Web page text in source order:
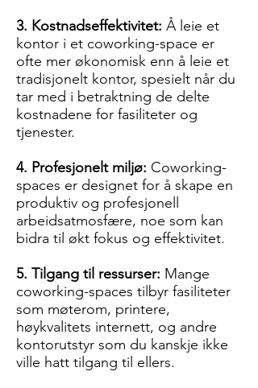
3. Kostnadseffektivitet: Å leie et
kontor i et coworking-space er
ofte mer økonomisk enn å leie et
tradisjonelt kontor, spesielt når du
tar med i betraktning de delte
kostnadene for fasiliteter og
tjenester.
4. Profesjonelt miljø: Coworking-
spaces er designet for å skape en
produktiv og profesjonell
arbeidsatmosfære, noe som kan
bidra til økt fokus og effektivitet.
5. Tilgang til ressurser: Mange
coworking-spaces tilbyr fasiliteter
som møterom, printere,
høykvalitets internett, og andre
kontorutstyr som du kanskje ikke
ville hatt tilgang til ellers.